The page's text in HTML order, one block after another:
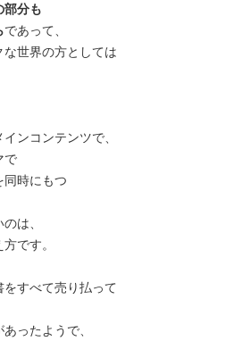
分も
であって、
世界の方としては
ンコンテンツで、
で
時にもつ
は、
です。
すべて売り払って
ったようで、